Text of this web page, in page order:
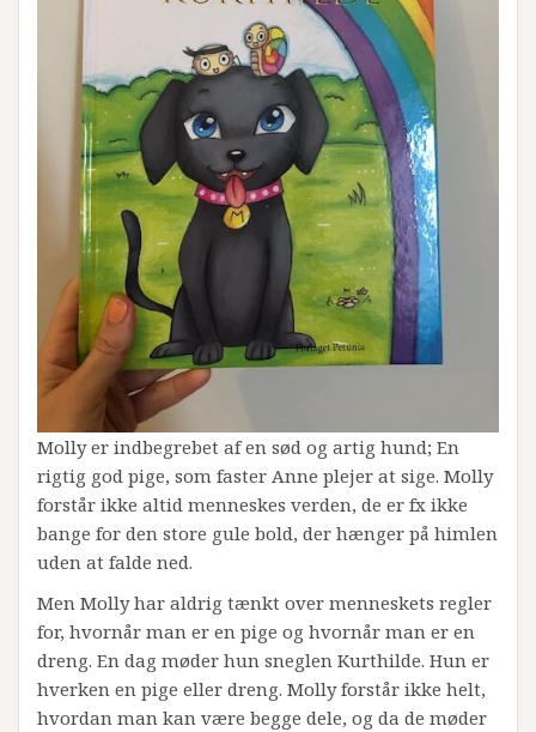
Molly er indbegrebet af en sød og artig hund; En
rigtig god pige, som faster Anne plejer at sige. Molly
forstår ikke altid menneskes verden, de er fx ikke
bange for den store gule bold, der hænger på himlen
uden at falde ned.
Men Molly har aldrig tænkt over menneskets regler
for, hvornår man er en pige og hvornår man er en
dreng. En dag møder hun sneglen Kurthilde. Hun er
hverken en pige eller dreng. Molly forstår ikke helt,
hvordan man kan være begge dele, og da de møder